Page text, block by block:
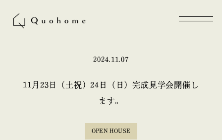
2024.11.07
11月23日（土祝）24日（日）完成見学会開催し
ます。
OPEN HOUSE